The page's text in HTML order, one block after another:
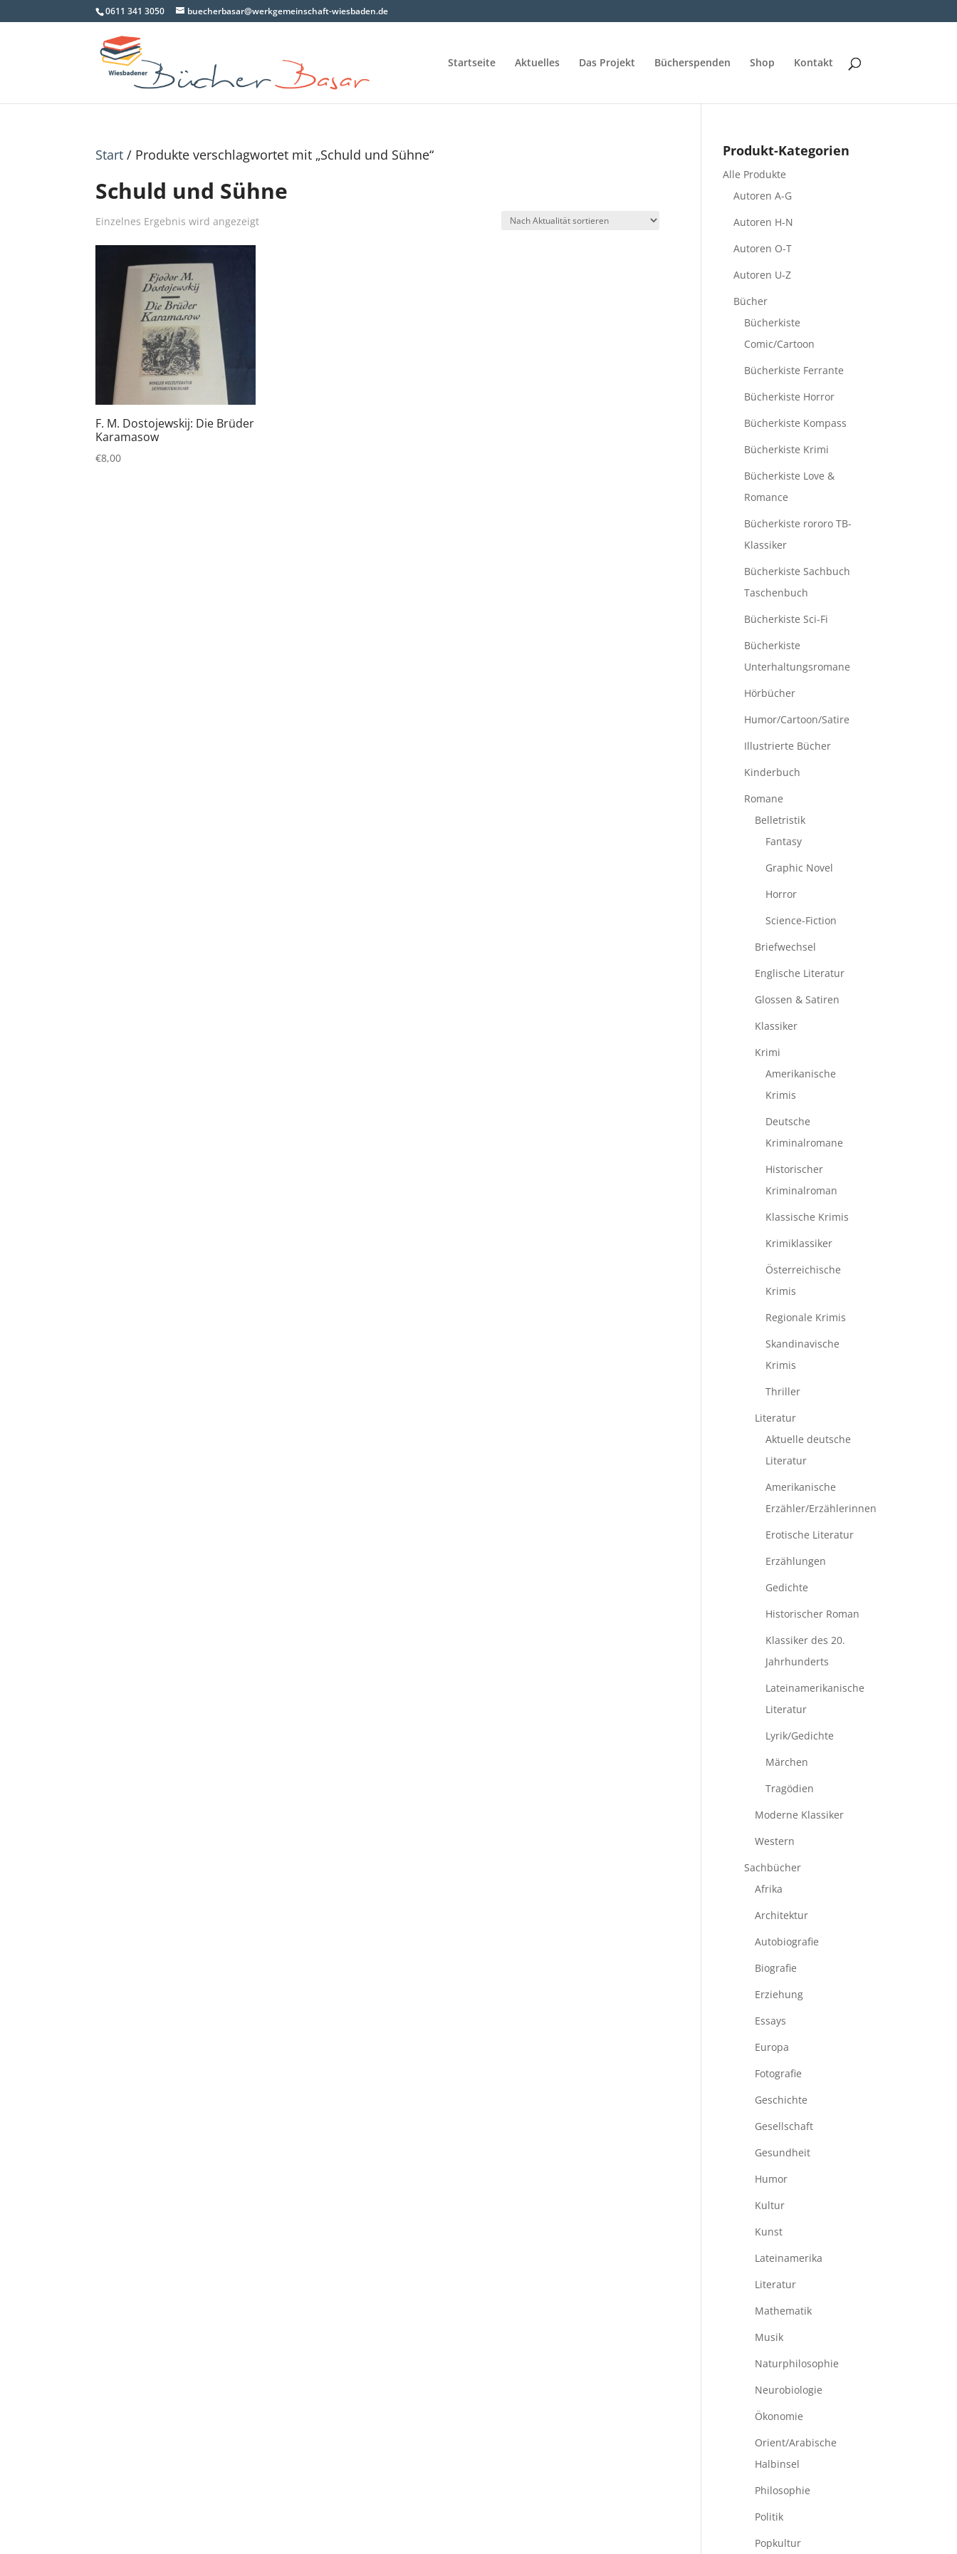
0611 341 3050 buecherbasar@werkgemeinschaft-wiesbaden.de
Startseite Aktuelles Das Projekt Bücherspenden Shop Kontakt
Start / Produkte verschlagwortet mit „Schuld und Sühne“
Schuld und Sühne
Einzelnes Ergebnis wird angezeigt
F. M. Dostojewskij: Die Brüder
Karamasow
€8,00
Produkt-Kategorien
Alle Produkte
Autoren A-G
Autoren H-N
Autoren O-T
Autoren U-Z
Bücher
Bücherkiste
Comic/Cartoon
Bücherkiste Ferrante
Bücherkiste Horror
Bücherkiste Kompass
Bücherkiste Krimi
Bücherkiste Love &
Romance
Bücherkiste rororo TB-
Klassiker
Bücherkiste Sachbuch
Taschenbuch
Bücherkiste Sci-Fi
Bücherkiste
Unterhaltungsromane
Hörbücher
Humor/Cartoon/Satire
Illustrierte Bücher
Kinderbuch
Romane
Belletristik
Fantasy
Graphic Novel
Horror
Science-Fiction
Briefwechsel
Englische Literatur
Glossen & Satiren
Klassiker
Krimi
Amerikanische
Krimis
Deutsche
Kriminalromane
Historischer
Kriminalroman
Klassische Krimis
Krimiklassiker
Österreichische
Krimis
Regionale Krimis
Skandinavische
Krimis
Thriller
Literatur
Aktuelle deutsche
Literatur
Amerikanische
Erzähler/Erzählerinnen
Erotische Literatur
Erzählungen
Gedichte
Historischer Roman
Klassiker des 20.
Jahrhunderts
Lateinamerikanische
Literatur
Lyrik/Gedichte
Märchen
Tragödien
Moderne Klassiker
Western
Sachbücher
Afrika
Architektur
Autobiografie
Biografie
Erziehung
Essays
Europa
Fotografie
Geschichte
Gesellschaft
Gesundheit
Humor
Kultur
Kunst
Lateinamerika
Literatur
Mathematik
Musik
Naturphilosophie
Neurobiologie
Ökonomie
Orient/Arabische
Halbinsel
Philosophie
Politik
Popkultur